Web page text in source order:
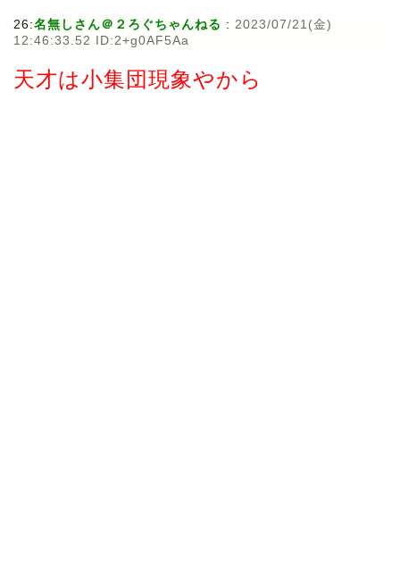
26:名無しさん＠２ろぐちゃんねる : 2023/07/21(金)
12:46:33.52 ID:2+g0AF5Aa
天才は小集団現象やから